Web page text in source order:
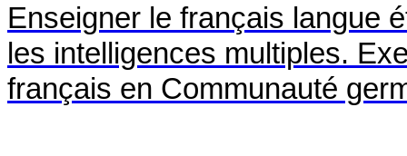
Enseigner le français langue
les intelligences multiples.
français en Communauté